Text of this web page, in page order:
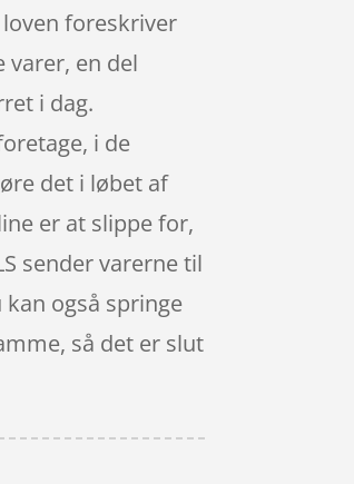
foreskriver
varer, en del
i dag.
i de
det i løbet af
er at slippe for,
sender varerne til
også springe
så det er slut